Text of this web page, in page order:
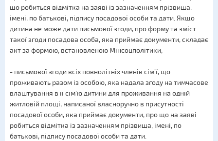
що робиться відмітка на заяві із зазначенням прізвища,
імені, по батькові, підпису посадової особи та дати. Якщо
дитина не може дати письмової згоди, про форму та зміст
такої згоди посадова особа, яка приймає документи, складає
акт за формою, встановленою Мінсоцполітики;
- письмової згоди всіх повнолітніх членів сім’ї, що
проживають разом із особою, яка надала згоду на тимчасове
влаштування в її сім’ю дитини для проживання на одній
житловій площі, написаної власноручно в присутності
посадової особи, яка приймає документи, про що на заяві
робиться відмітка із зазначенням прізвища, імені, по
батькові, підпису посадової особи та дати.